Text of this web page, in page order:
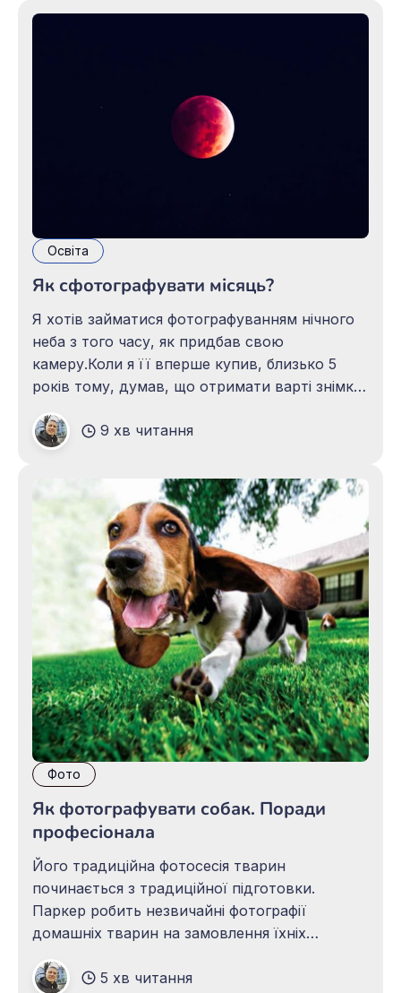
Сухомлинського, адресовані учителям,
Освіта
Як сфотографувати місяць?
Я хотів займатися фотографуванням нічного
неба з того часу, як придбав свою
камеру.Коли я її вперше купив, близько 5
років тому, думав, що отримати варті знімки
мене тоді було, буде малоймовірно. Тільки
після того, як звик знімати в мануальному
режимі, усвідомив, що нічна
9 хв читання
Фото
Як фотографувати собак. Поради
професіонала
Його традиційна фотосесія тварин
починається з традиційної підготовки.
Паркер робить незвичайні фотографії
домашніх тварин на замовлення їхніх
5 хв читання